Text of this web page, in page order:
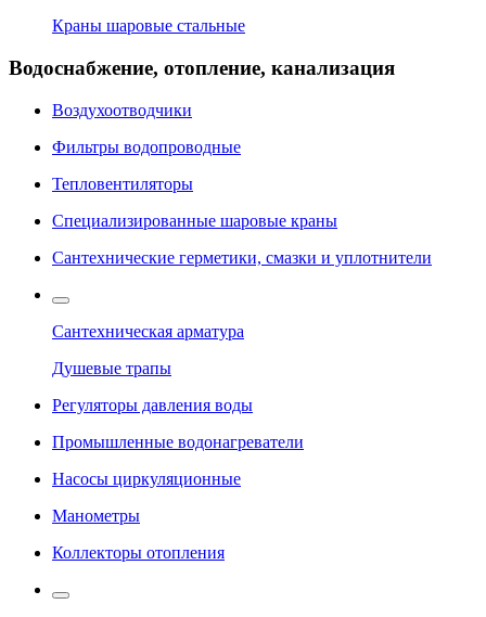
Краны шаровые стальные
Водоснабжение, отопление, канализация
Воздухоотводчики
Фильтры водопроводные
Тепловентиляторы
Специализированные шаровые краны
Сантехнические герметики, смазки и уплотнители
Сантехническая арматура
Душевые трапы
Регуляторы давления воды
Промышленные водонагреватели
Насосы циркуляционные
Манометры
Коллекторы отопления